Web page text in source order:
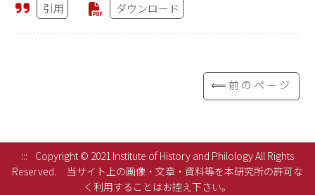
引用 ダウンロード
⟸前のページ
:::
Copyright © 2021 Institute of History and Philology All Rights
Reserved.
当サイト上の画像・文章・資料等を本研究所の許可な
く利用することはお控え下さい。